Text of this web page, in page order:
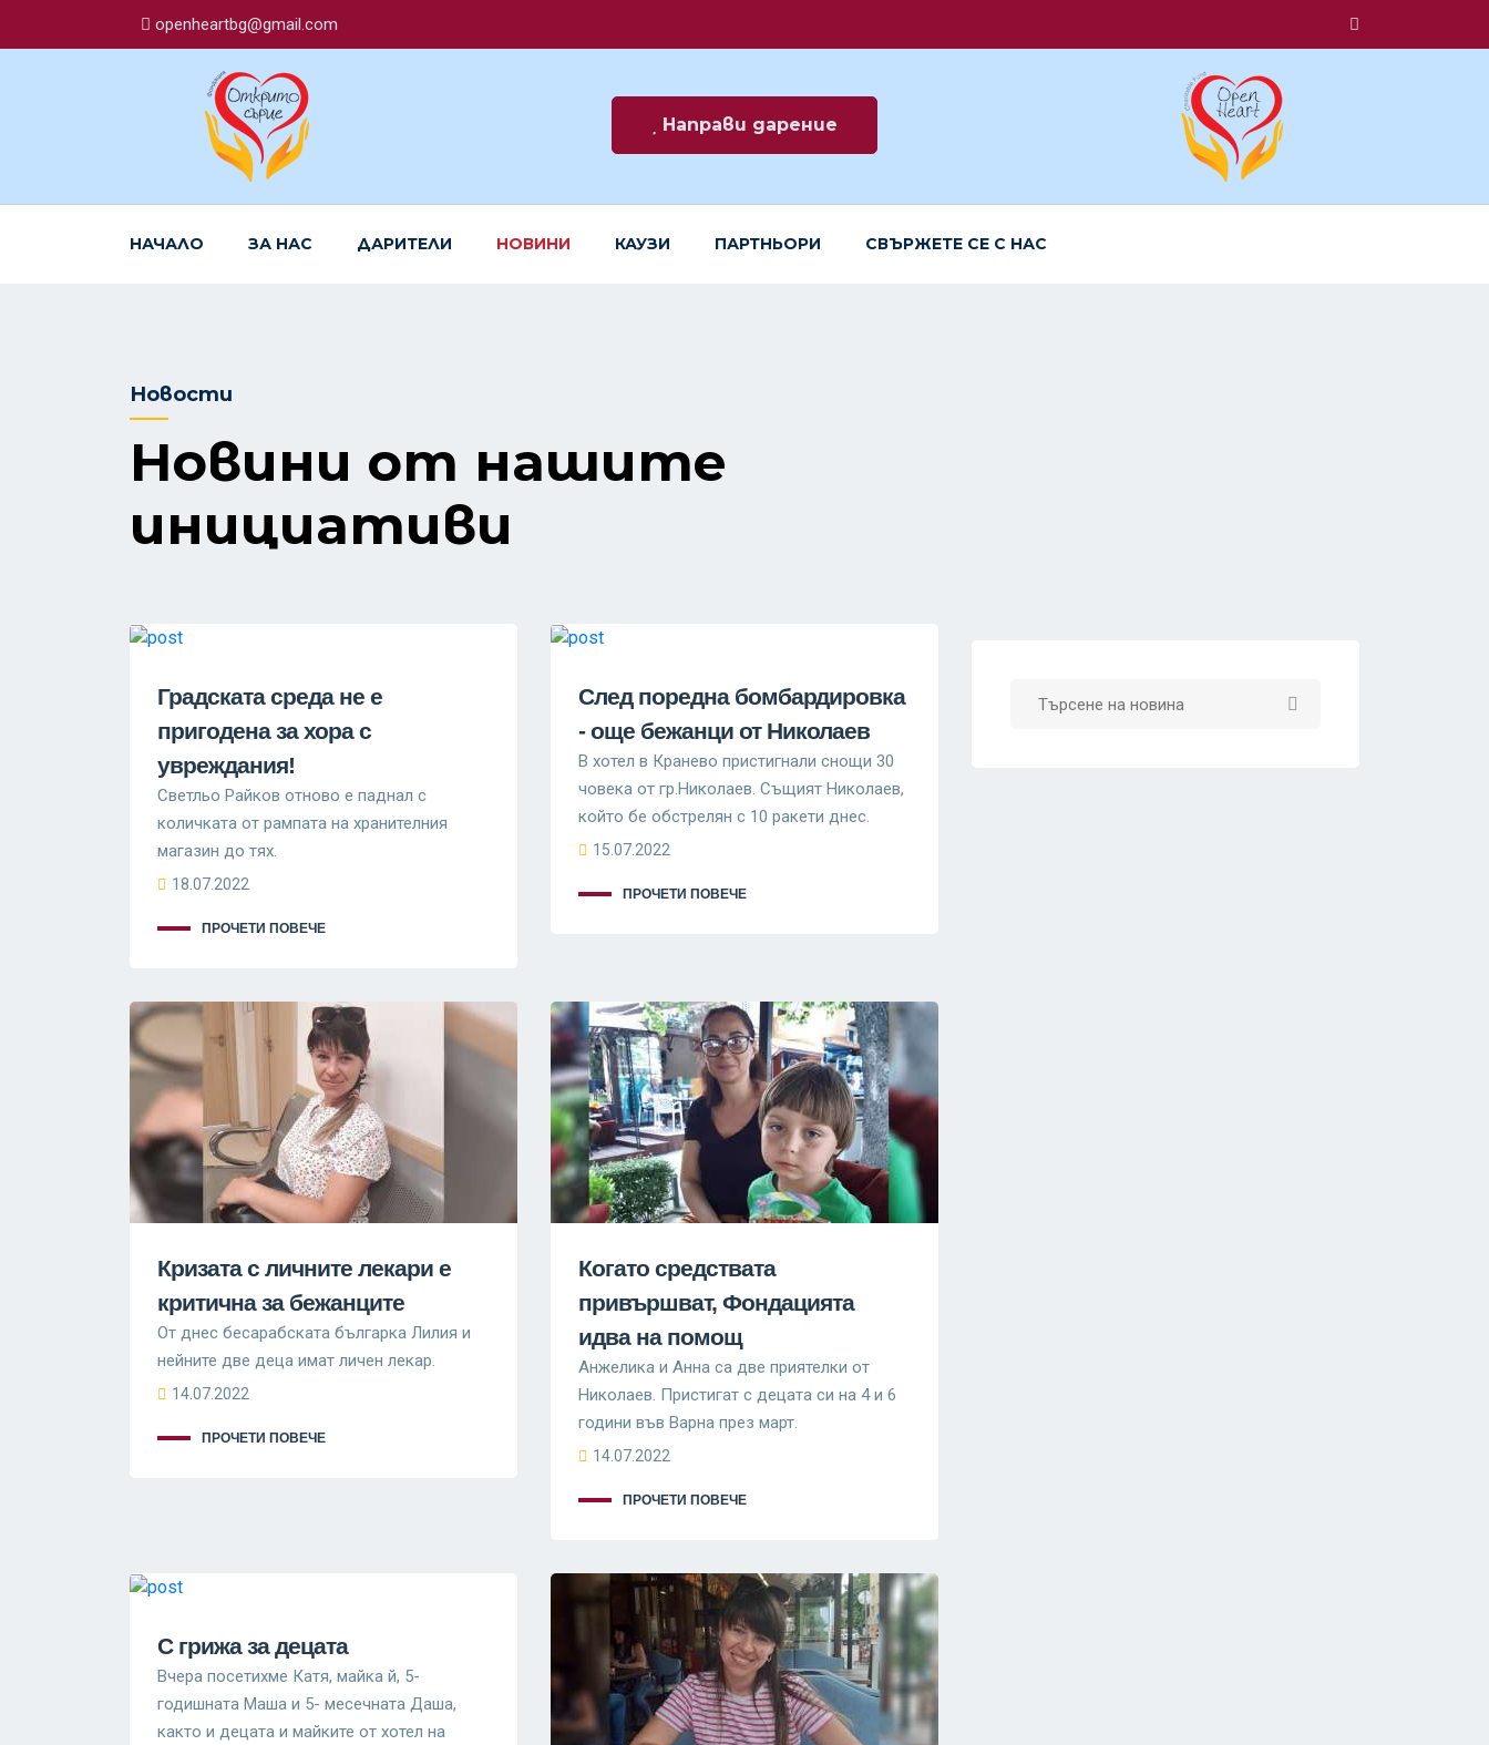
openheartbg@gmail.com
Направи дарение
НАЧАЛО ЗА НАС ДАРИТЕЛИ НОВИНИ КАУЗИ ПАРТНЬОРИ СВЪРЖЕТЕ СЕ С НАС
Новости
Новини от нашите
инициативи
Градската среда не е
пригодена за хора с
увреждания!
Светльо Райков oтново е паднал с
количката от рампата на хранителния
магазин до тях.
18.07.2022
ПРОЧЕТИ ПОВЕЧЕ
След поредна бомбардировка
- още бежанци от Николаев
В хотел в Кранево пристигнали снощи 30
човека от гр.Николаев. Същият Николаев,
който бе обстрелян с 10 ракети днес.
15.07.2022
ПРОЧЕТИ ПОВЕЧЕ
Кризата с личните лекари е
критична за бежанците
От днес бесарабската българка Лилия и
нейните две деца имат личен лекар.
14.07.2022
ПРОЧЕТИ ПОВЕЧЕ
Когато средствата
привършват, Фондацията
идва на помощ
Анжелика и Анна са две приятелки от
Николаев. Пристигат с децата си на 4 и 6
години във Варна през март.
14.07.2022
ПРОЧЕТИ ПОВЕЧЕ
С грижа за децата
Вчера посетихме Катя, майка й, 5-
годишната Маша и 5- месечната Даша,
както и децата и майките от хотел на